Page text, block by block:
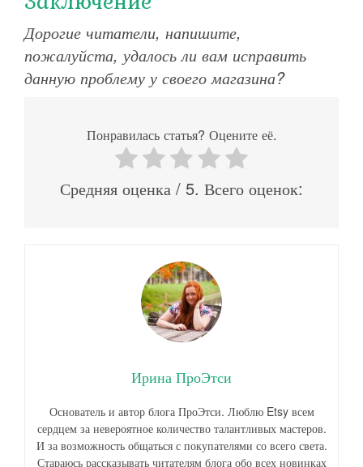
Дорогие читатели, напишите,
пожалуйста, удалось ли вам исправить
данную проблему у своего магазина?
Понравилась статья? Оцените её.
Средняя оценка / 5. Всего оценок:
Ирина ПроЭтси
Основатель и автор блога ПроЭтси. Люблю Etsy всем
сердцем за невероятное количество талантливых мастеров.
И за возможность общаться с покупателями со всего света.
Стараюсь рассказывать читателям блога обо всех новинках